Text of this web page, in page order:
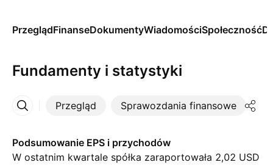
PrzeglądFinanseDokumentyWiadomościSpołeczność
Fundamenty i statystyki
Przegląd Sprawozdania finansowe
Więcej
Podsumowanie EPS i przychodów
W ostatnim kwartale spółka zaraportowała 2,02 USD